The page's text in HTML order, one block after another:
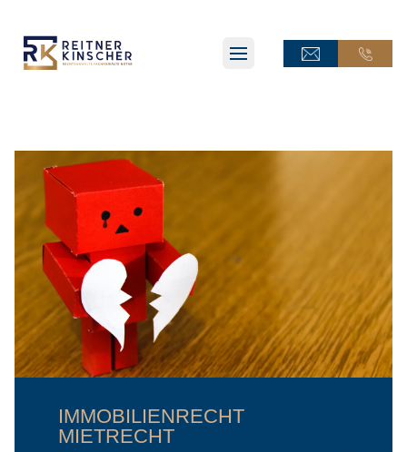
ONLINE-TERMINANFRAGE
ONLINE-AKTE
ONLINE-TERMINANFRAGE
ONLINE-AKTE
IMMOBILIENRECHT
MIETRECHT